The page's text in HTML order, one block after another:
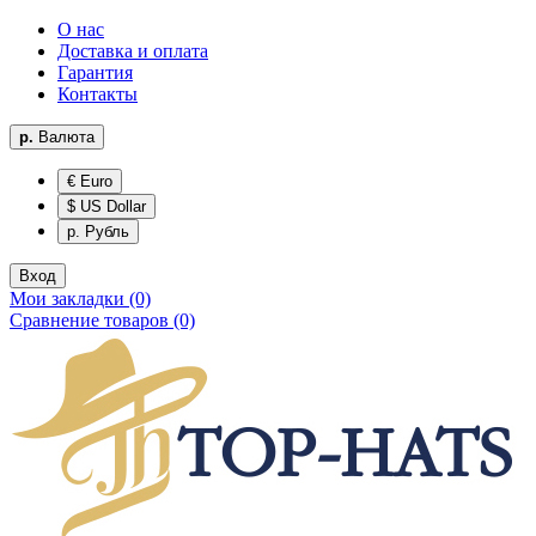
О нас
Доставка и оплата
Гарантия
Контакты
р. Валюта
€ Euro
$ US Dollar
р. Рубль
Вход
Мои закладки (0)
Сравнение товаров (0)